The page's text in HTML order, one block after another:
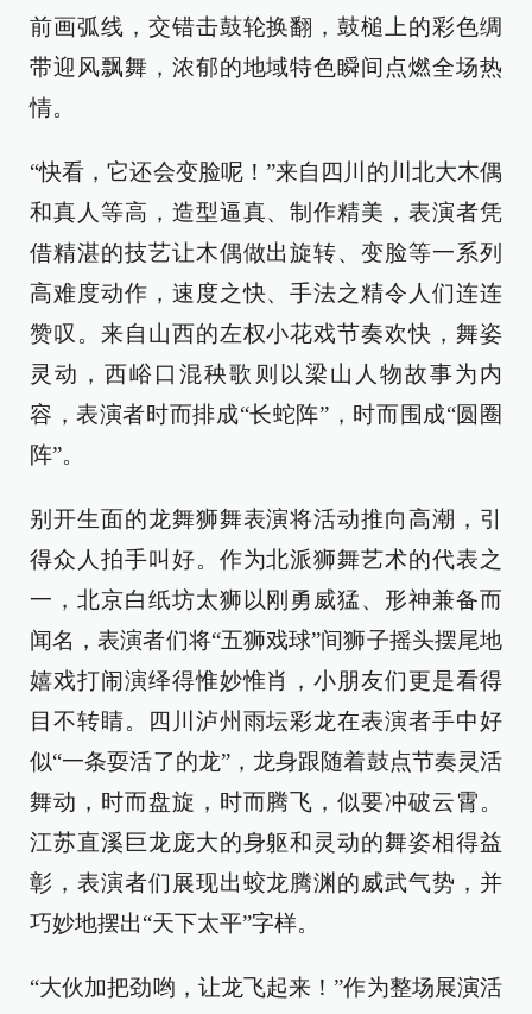
前画弧线，交错击鼓轮换翻，鼓槌上的彩色绸
带迎风飘舞，浓郁的地域特色瞬间点燃全场热
情。
“快看，它还会变脸呢！”来自四川的川北大木偶
和真人等高，造型逼真、制作精美，表演者凭
借精湛的技艺让木偶做出旋转、变脸等一系列
高难度动作，速度之快、手法之精令人们连连
赞叹。来自山西的左权小花戏节奏欢快，舞姿
灵动，西峪口混秧歌则以梁山人物故事为内
容，表演者时而排成“长蛇阵”，时而围成“圆圈
阵”。
别开生面的龙舞狮舞表演将活动推向高潮，引
得众人拍手叫好。作为北派狮舞艺术的代表之
一，北京白纸坊太狮以刚勇威猛、形神兼备而
闻名，表演者们将“五狮戏球”间狮子摇头摆尾地
嬉戏打闹演绎得惟妙惟肖，小朋友们更是看得
目不转睛。四川泸州雨坛彩龙在表演者手中好
似“一条耍活了的龙”，龙身跟随着鼓点节奏灵活
舞动，时而盘旋，时而腾飞，似要冲破云霄。
江苏直溪巨龙庞大的身躯和灵动的舞姿相得益
彰，表演者们展现出蛟龙腾渊的威武气势，并
巧妙地摆出“天下太平”字样。
“大伙加把劲哟，让龙飞起来！”作为整场展演活